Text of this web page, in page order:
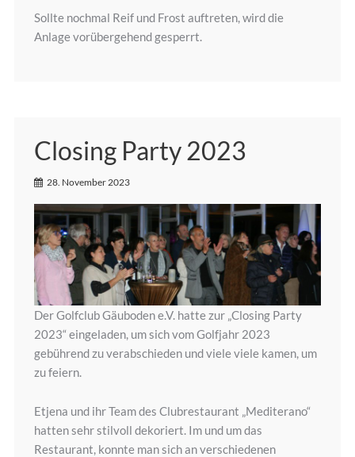
Sollte nochmal Reif und Frost auftreten, wird die
Anlage vorübergehend gesperrt.
Closing Party 2023
28. November 2023
Der Golfclub Gäuboden e.V. hatte zur „Closing Party
2023“ eingeladen, um sich vom Golfjahr 2023
gebührend zu verabschieden und viele viele kamen, um
zu feiern.
Etjena und ihr Team des Clubrestaurant „Mediterano“
hatten sehr stilvoll dekoriert. Im und um das
Restaurant, konnte man sich an verschiedenen